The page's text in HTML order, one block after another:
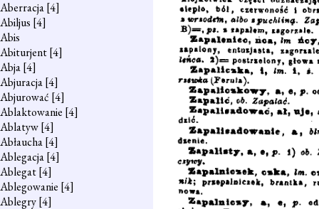
Aberracja[4]
Abiljus [4]
Abis
Abiturjent[4]
Abja[4]
Abjuracja[4]
Abjurować [4]
Ablaktowanie [4]
Ablatyw[4]
Abłaucha[4]
Ablegacja[4]
Ablegat[4]
Ablegowanie [4]
Ablegry[4]